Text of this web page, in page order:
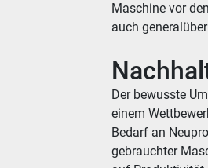
Maschine vor
auch
Der bewusste
einem
Bedarf an
gebrauchter